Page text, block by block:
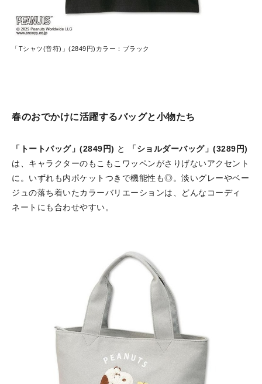
「Tシャツ(音符)」(2849円)カラー：ブラック
春のおでかけに活躍するバッグと小物たち
「トートバッグ」(2849円) と
「ショルダーバッグ」(3289円)
は、キャラクターのもこもこワッペンがさりげないアクセント
に。いずれも内ポケットつきで機能性も◎。淡いグレーやベー
ジュの落ち着いたカラーバリエーションは、どんなコーディ
ネートにも合わせやすい。